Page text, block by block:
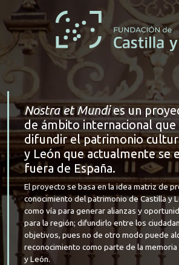
Nostra et Mundies un
de ámbito internacional
difundir el patrimonio
y León que actualmente se
fuera de España.
El proyecto se basa en la idea matriz de
conocimiento del patrimonio de Castilla y
como vía para generar alianzas y
para la región; difundirlo entre los
objetivos, pues no de otro modo puede
reconocimiento como parte de la memoria
y León.